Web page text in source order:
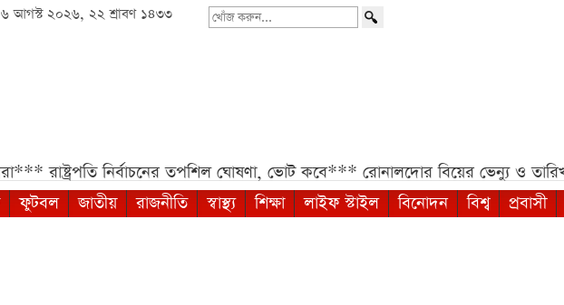
৬ আগস্ট ২০২৬, ২২ শ্রাবণ ১৪৩৩
খোঁজ
নির্বাচনের তপশিল ঘোষণা, ভোট কবে*** রোনালদোর বিয়ের ভেন্যু ও তারিখ
ফুটবল জাতীয় রাজনীতি স্বাস্থ্য শিক্ষা লাইফ স্টাইল বিনোদন বিশ্ব প্রবাসী